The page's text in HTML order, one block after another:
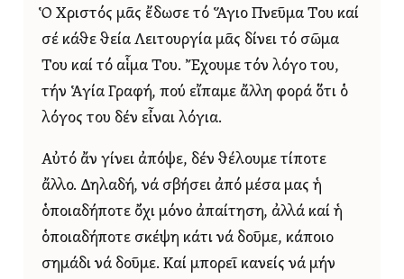
Ὁ Χριστός μᾶς ἔδωσε τό Ἅγιο Πνεῦμα Του καί
σέ κάθε θεία Λειτουργία μᾶς δίνει τό σῶμα
Του καί τό αἷμα Του. Ἔχουμε τόν λόγο του,
τήν Ἁγία Γραφή, πού εἴπαμε ἄλλη φορά ὅτι ὁ
λόγος του δέν εἶναι λόγια.
Αὐτό ἄν γίνει ἀπόψε, δέν θέλουμε τίποτε
ἄλλο. Δηλαδή, νά σβήσει ἀπό μέσα μας ἡ
ὁποιαδήποτε ὄχι μόνο ἀπαίτηση, ἀλλά καί ἡ
ὁποιαδήποτε σκέψη κάτι νά δοῦμε, κάποιο
σημάδι νά δοῦμε. Καί μπορεῖ κανείς νά μήν